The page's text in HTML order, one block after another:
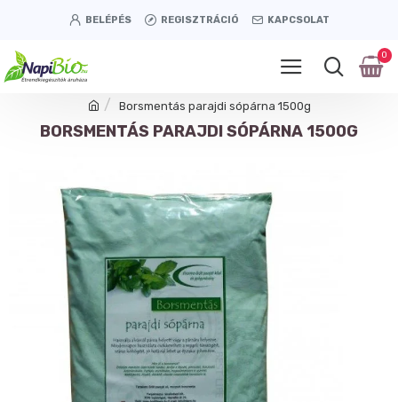
BELÉPÉS REGISZTRÁCIÓ KAPCSOLAT
0
Borsmentás parajdi sópárna 1500g
BORSMENTÁS PARAJDI SÓPÁRNA 1500G